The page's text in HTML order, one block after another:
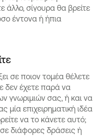
άλλο, σίγουρα θα βρείτε
έντονα ή ήπια
σε ποιον τομέα θέλετε
δεν έχετε παρά να
γνωριμιών σας, ή και να
μία επιχειρηματική ιδέα
να το κάνετε αυτό;
διάφορες δράσεις ή